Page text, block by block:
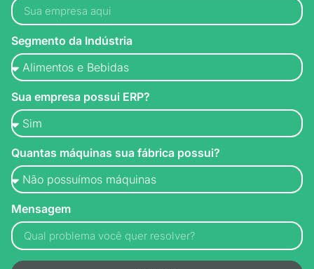
Segmento da Indústria
Sua empresa possui ERP?
Quantas máquinas sua fábrica possui?
Mensagem